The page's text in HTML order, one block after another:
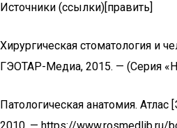
Источники (ссылки)[править]
Хирургическая стоматология и
ГЭОТАР-Медиа, 2015. — (Серия
Патологическая анатомия.